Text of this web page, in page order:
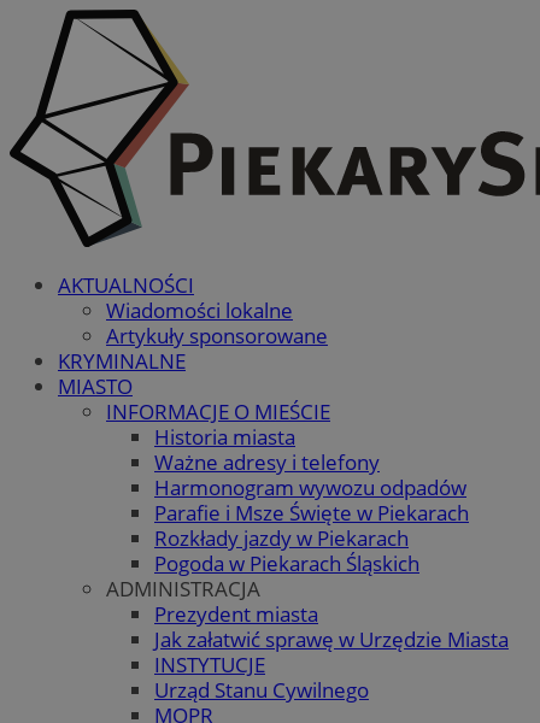
AKTUALNOŚCI
Wiadomości lokalne
Artykuły sponsorowane
KRYMINALNE
MIASTO
INFORMACJE O MIEŚCIE
Historia miasta
Ważne adresy i telefony
Harmonogram wywozu odpadów
Parafie i Msze Święte w Piekarach
Rozkłady jazdy w Piekarach
Pogoda w Piekarach Śląskich
ADMINISTRACJA
Prezydent miasta
Jak załatwić sprawę w Urzędzie Miasta
INSTYTUCJE
Urząd Stanu Cywilnego
MOPR